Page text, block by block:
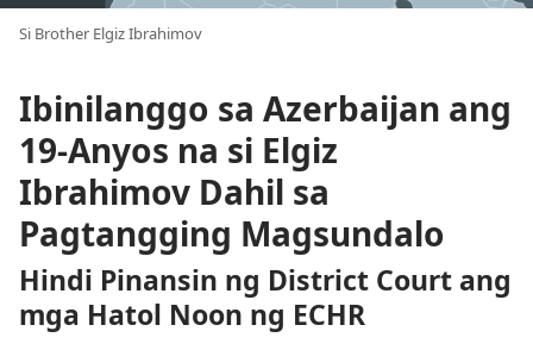
Si Brother Elgiz Ibrahimov
Ibinilanggo sa Azerbaijan ang
19-Anyos na si Elgiz
Ibrahimov Dahil sa
Pagtangging Magsundalo
Hindi Pinansin ng District Court ang
mga Hatol Noon ng ECHR